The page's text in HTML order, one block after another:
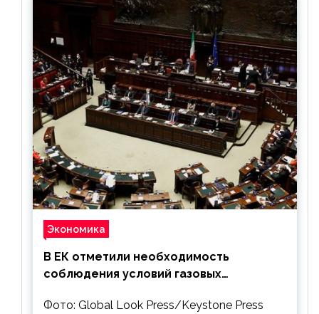
Экономика
В ЕК отметили необходимость
соблюдения условий газовых
Фото: Global Look Press/Keystone Press